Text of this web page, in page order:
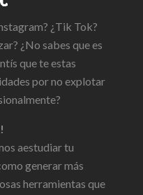
¿Tik Tok?
¿No sabes que es
que te estas
por no explotar
aestudiar tu
generar más
herramientas que